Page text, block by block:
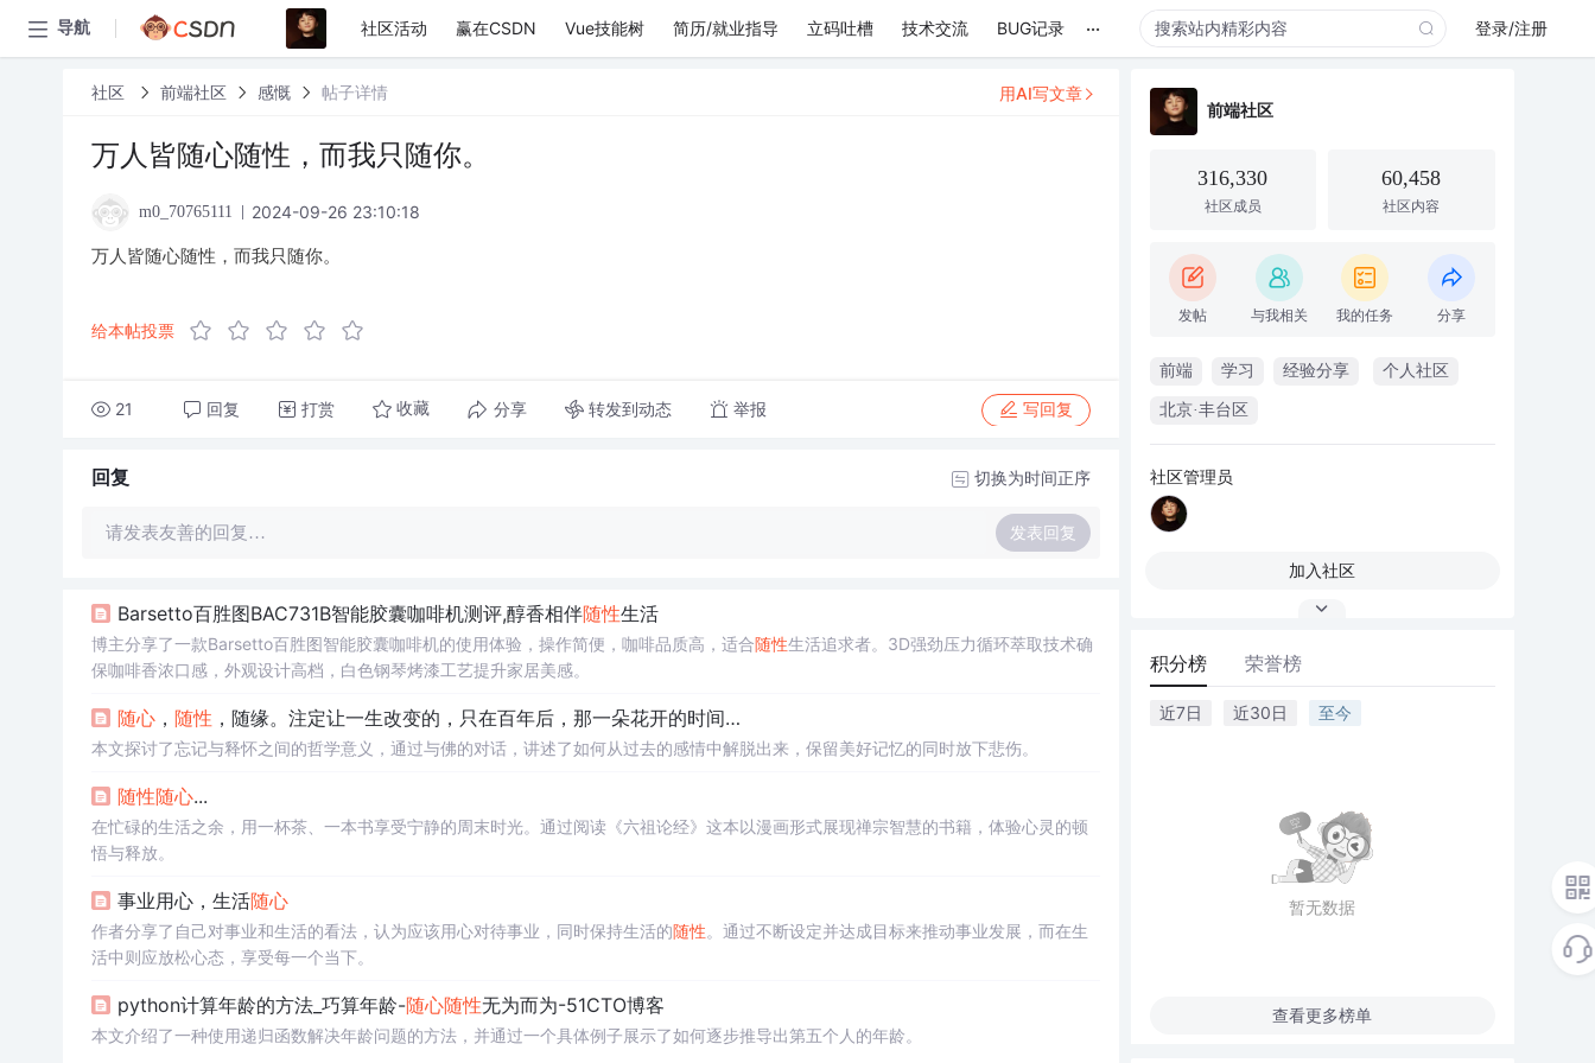
导航 社区活动 赢在CSDN Vue技能树 简历/就业指导 立码吐槽 技术交流 BUG记录 ... 登录/注册
社区 前端社区 感慨 帖子详情
万人皆随心随性，而我只随你。
m0_70765111 2024-09-26 23:10:18
万人皆随心随性，而我只随你。
给本帖投票
21 回复 打赏 收藏 分享 转发到动态 举报 写回复
用AI写文章
回复 切换为时间正序
请发表友善的回复… 发表回复
Barsetto百胜图BAC731B智能胶囊咖啡机测评,醇香相伴随性生活
博主分享了一款Barsetto百胜图智能胶囊咖啡机的使用体验，操作简便，咖啡品质高，适合随性生活追求者。3D强劲压力循环萃取技术确
保咖啡香浓口感，外观设计高档，白色钢琴烤漆工艺提升家居美感。
随心， 随性 ，随缘。注定让一生改变的，只在百年后，那一朵花开的时间…
本文探讨了忘记与释怀之间的哲学意义，通过与佛的对话，讲述了如何从过去的感情中解脱出来，保留美好记忆的同时放下悲伤。
随性随心...
在忙碌的生活之余，用一杯茶、一本书享受宁静的周末时光。通过阅读《六祖论经》这本以漫画形式展现禅宗智慧的书籍，体验心灵的顿
悟与释放。
事业用心，生活随心
作者分享了自己对事业和生活的看法，认为应该用心对待事业，同时保持生活的随性。通过不断设定并达成目标来推动事业发展，而在生
活中则应放松心态，享受每一个当下。
python计算年龄的方法_巧算年龄-随心随性无为而为-51CTO博客
本文介绍了一种使用递归函数解决年龄问题的方法，并通过一个具体例子展示了如何逐步推导出第五个人的年龄。
前端社区
316,330
社区成员
60,458
社区内容
发帖 与我相关 我的任务 分享
前端 学习 经验分享 个人社区
北京·丰台区
社区管理员
加入社区
积分榜 荣誉榜
近7日 近30日 至今
暂无数据
查看更多榜单